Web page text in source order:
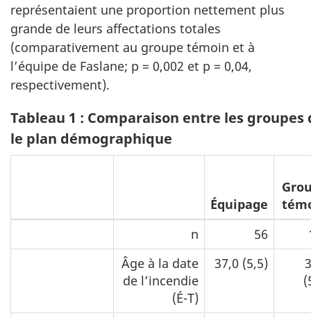
représentaient une proportion nettement plus
grande de leurs affectations totales
(comparativement au groupe témoin et à
l’équipe de Faslane; p = 0,002 et p = 0,04,
respectivement).
Tableau 1 : Comparaison entre les groupes
le plan démographique
Équipage
n
56
Âge à la date
de l’incendie
(É-T)
37,0 (5,5)